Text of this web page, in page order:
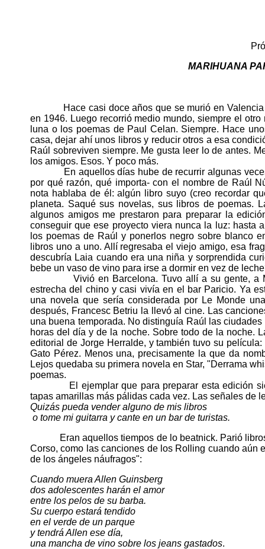
MARIHUANA
Hace casi doce años que se murió en
en 1946. Luego recorrió medio mundo, siempre el
luna o los poemas de Paul Celan. Siempre. Hace
casa, dejar ahí unos libros y reducir otros a esa
Raúl sobreviven siempre. Me gusta leer lo de antes.
los amigos. Esos. Y poco más.
En aquellos días hube de recurrir algunas veces
por qué razón, qué importa- con el nombre de Raúl
nota hablaba de él: algún libro suyo (creo recordar
planeta. Saqué sus novelas, sus libros de poemas.
algunos amigos me prestaron para preparar la
conseguir que ese proyecto viera nunca la luz: hasta
los poemas de Raúl y ponerlos negro sobre blanco
libros uno a uno. Allí regresaba el viejo amigo, esa
descubría Laia cuando era una niña y sorprendida
bebe un vaso de vino para irse a dormir en vez de
Vivió en Barcelona. Tuvo allí a su gente, a
estrecha del chino y casi vivía en el bar Paricio. Ya
una novela que sería considerada por Le Monde
después, Francesc Betriu la llevó al cine. Las
una buena temporada. No distinguía Raúl las
horas del día y de la noche. Sobre todo de la noche.
editorial de Jorge Herralde, y también tuvo su
Gato Pérez. Menos una, precisamente la que da
Lejos quedaba su primera novela en Star, "Derrama
poemas.
El ejemplar que para preparar esta edición
tapas amarillas más pálidas cada vez. Las señales de
Quizás pueda vender alguno de mis libros
o tome mi guitarra y cante en un bar de turistas.
Eran aquellos tiempos de lo beatnick. Parió libros
Corso, como las canciones de los Rolling cuando aún
de los ángeles náufragos":
Cuando muera Allen Guinsberg
dos adolescentes harán el amor
entre los pelos de su barba.
Su cuerpo estará tendido
en el verde de un parque
y tendrá Allen ese día,
una mancha de vino sobre los jeans gastados.